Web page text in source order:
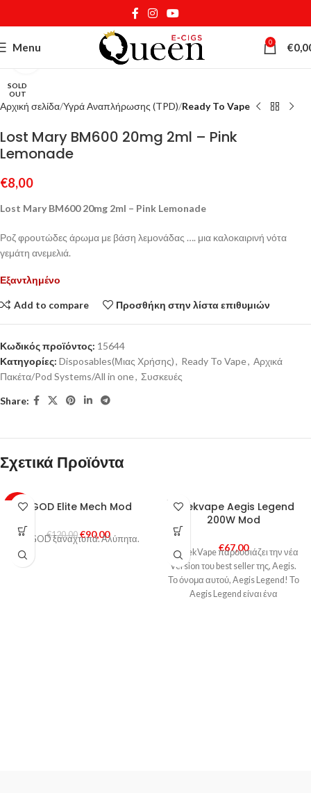
Menu 0 €
SOLD
OUT
Κάντε κλικ για μεγέθυνση
Αρχική σελίδα Υγρά Αναπλήρωσης (TPD) Ready To Vape
Lost Mary BM600 20mg 2ml – Pink
Lemonade
€8,00
Lost Mary BM600 20mg 2ml – Pink Lemonade
Ροζ φρουτώδες άρωμα με βάση λεμονάδας …. μια καλοκαιρινή νότα
γεμάτη ανεμελιά.
Εξαντλημένο
Add to compare Προσθήκη στην λίστα επιθυμιών
Κωδικός προϊόντος: 15644
Κατηγορίες: Disposables(Μιας Χρήσης), Ready To Vape, Αρχικά
Πακέτα/Pod Systems/All in one, Συσκευές
Share:
Σχετικά Προϊόντα
-25%
HOT
VGOD Elite Mech Mod
€120,00 €90,00
Η VGOD ξαναχτυπά. Αλύπητα.
SOLD
OUT
Geekvape Aegis Legend
200W Mod
€67,00
Η GeekVape παρουσιάζει την νέα
Version του best seller της, Aegis.
Το όνομα αυτού, Aegis Legend! Το
Aegis Legend είναι ένα